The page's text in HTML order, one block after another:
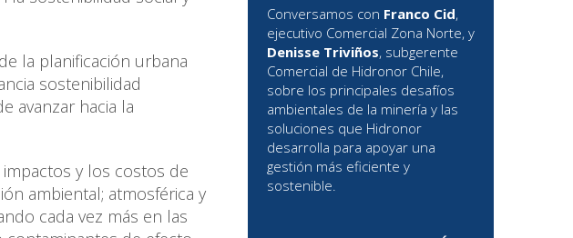
la planificación urbana
sostenibilidad
avanzar hacia la
y los costos de
ambiental; atmosférica y
cada vez más en las
Conversamos con Franco Cid,
ejecutivo Comercial Zona Norte, y
Denisse Triviños, subgerente
Comercial de Hidronor Chile,
sobre los principales desafíos
ambientales de la minería y las
soluciones que Hidronor
desarrolla para apoyar una
gestión más eficiente y
sostenible.